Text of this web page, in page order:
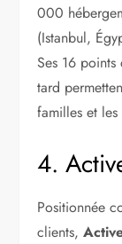
000
(Istanbul,
Ses 16 points
tard
familles et
4.
Positionnée
clients,